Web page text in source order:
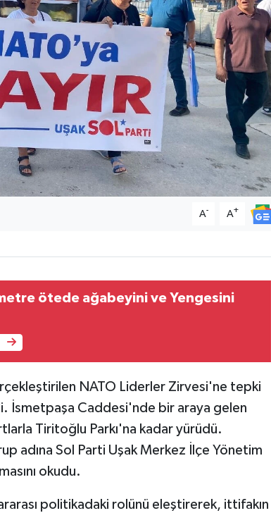
A- A+
ötede ağabeyini ve Yengesini
NATO Liderler Zirvesi'ne tepki
İsmetpaşa Caddesi'nde bir araya gelen
Tiritoğlu Parkı'na kadar yürüdü.
adına Sol Parti Uşak Merkez İlçe Yönetim
okudu.
politikadaki rolünü eleştirerek, ittifakın